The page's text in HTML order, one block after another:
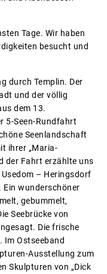
Tage. Wir haben
besucht und
durch Templin. Der
und der völlig
dem 13.
5-Seen-Rundfahrt
Seenlandschaft
ihrer „Maria-
der Fahrt erzählte uns
– Heringsdorf
wunderschöner
gebummelt,
Seebrücke von
Die frische
Im Ostseeband
Ausstellung zum
Skulpturen von „Dick